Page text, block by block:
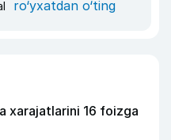
ro‘yxatdan o‘ting
xarajatlarini 16 foizga